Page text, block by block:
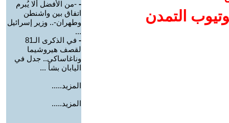
التمدن
- -من الأفضل ألا يُبرم
اتفاق بين واشنطن
وطهران-.. وزير إسرائيل
...
-
في الذكرى الـ81
لقصف هيروشيما
وناغاساكي.. جدل في
اليابان بشأ ...
المزيد.....
المزيد.....